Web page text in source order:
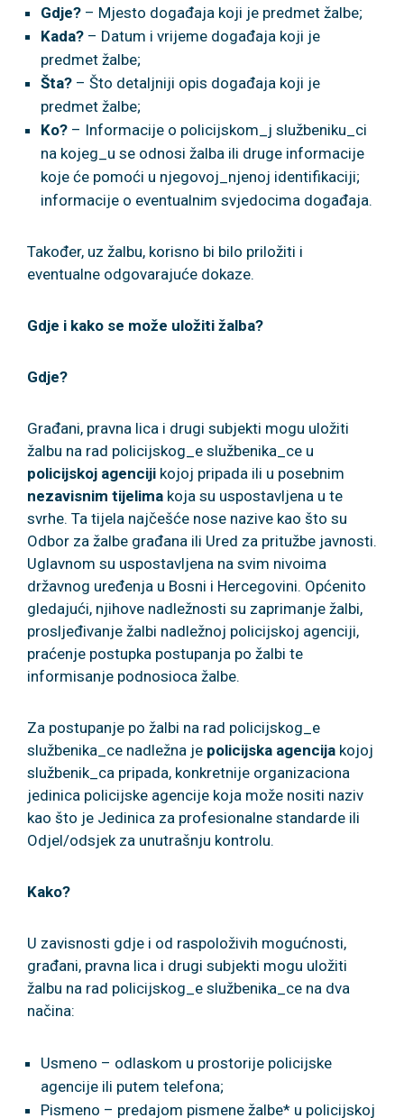
Gdje? – Mjesto događaja koji je predmet žalbe;
Kada? – Datum i vrijeme događaja koji je
predmet žalbe;
Šta? – Što detaljniji opis događaja koji je
predmet žalbe;
Ko? – Informacije o policijskom_j službeniku_ci
na kojeg_u se odnosi žalba ili druge informacije
koje će pomoći u njegovoj_njenoj identifikaciji;
informacije o eventualnim svjedocima događaja.
Također, uz žalbu, korisno bi bilo priložiti i
eventualne odgovarajuće dokaze.
Gdje i kako se može uložiti žalba?
Gdje?
Građani, pravna lica i drugi subjekti mogu uložiti
žalbu na rad policijskog_e službenika_ce u
policijskoj agenciji kojoj pripada ili u posebnim
nezavisnim tijelima koja su uspostavljena u te
svrhe. Ta tijela najčešće nose nazive kao što su
Odbor za žalbe građana ili Ured za pritužbe javnosti.
Uglavnom su uspostavljena na svim nivoima
državnog uređenja u Bosni i Hercegovini. Općenito
gledajući, njihove nadležnosti su zaprimanje žalbi,
prosljeđivanje žalbi nadležnoj policijskoj agenciji,
praćenje postupka postupanja po žalbi te
informisanje podnosioca žalbe.
Za postupanje po žalbi na rad policijskog_e
službenika_ce nadležna je policijska agencija kojoj
službenik_ca pripada, konkretnije organizaciona
jedinica policijske agencije koja može nositi naziv
kao što je Jedinica za profesionalne standarde ili
Odjel/odsjek za unutrašnju kontrolu.
Kako?
U zavisnosti gdje i od raspoloživih mogućnosti,
građani, pravna lica i drugi subjekti mogu uložiti
žalbu na rad policijskog_e službenika_ce na dva
načina:
Usmeno – odlaskom u prostorije policijske
agencije ili putem telefona;
Pismeno – predajom pismene žalbe* u policijskoj